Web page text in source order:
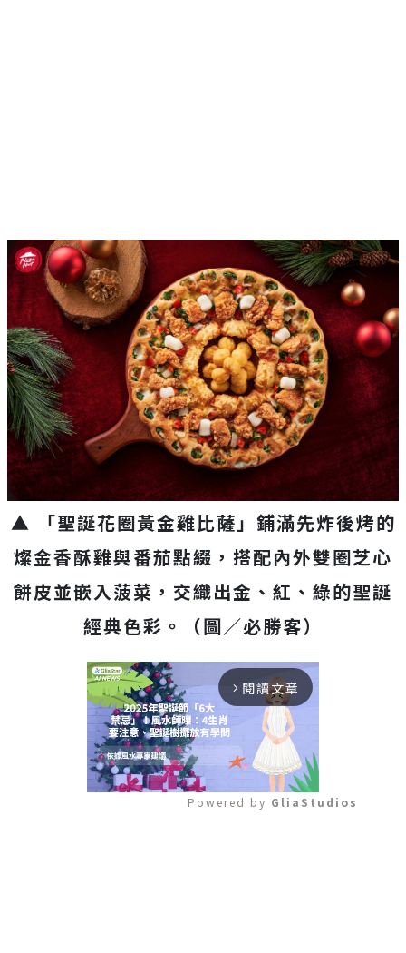
▲ 「聖誕花圈黃金雞比薩」鋪滿先炸後烤的
燦金香酥雞與番茄點綴，搭配內外雙圈芝心
餅皮並嵌入菠菜，交織出金、紅、綠的聖誕
經典色彩。（圖／必勝客）
arrow_forward_ios 閱讀文章
Powered by GliaStudios